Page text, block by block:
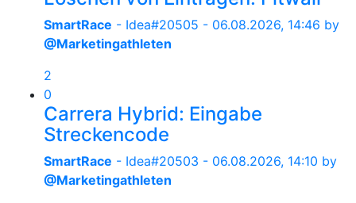
SmartRace - Idea#20505 - 06.08.2026, 14:46 by
@Marketingathleten
2
0
Carrera Hybrid: Eingabe
Streckencode
SmartRace - Idea#20503 - 06.08.2026, 14:10 by
@Marketingathleten